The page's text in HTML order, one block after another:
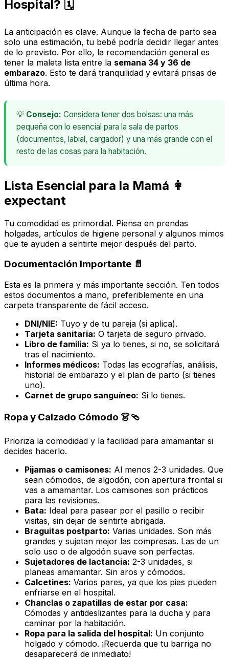
Hospital? 🗓️
La anticipación es clave. Aunque la fecha de parto sea
solo una estimación, tu bebé podría decidir llegar antes
de lo previsto. Por ello, la recomendación general es
tener la maleta lista entre la semana 34 y 36 de
embarazo. Esto te dará tranquilidad y evitará prisas de
última hora.
💡 Consejo: Considera tener dos bolsas: una más
pequeña con lo esencial para la sala de partos
(documentos, labial, cargador) y una más grande con el
resto de las cosas para la habitación.
Lista Esencial para la Mamá 👩‍
expectant
Tu comodidad es primordial. Piensa en prendas
holgadas, artículos de higiene personal y algunos mimos
que te ayuden a sentirte mejor después del parto.
Documentación Importante 📄
Esta es la primera y más importante sección. Ten todos
estos documentos a mano, preferiblemente en una
carpeta transparente de fácil acceso.
DNI/NIE: Tuyo y de tu pareja (si aplica).
Tarjeta sanitaria: O tarjeta de seguro privado.
Libro de familia: Si ya lo tienes, si no, se solicitará
tras el nacimiento.
Informes médicos: Todas las ecografías, análisis,
historial de embarazo y el plan de parto (si tienes
uno).
Carnet de grupo sanguíneo: Si lo tienes.
Ropa y Calzado Cómodo 👗🩴
Prioriza la comodidad y la facilidad para amamantar si
decides hacerlo.
Pijamas o camisones: Al menos 2-3 unidades. Que
sean cómodos, de algodón, con apertura frontal si
vas a amamantar. Los camisones son prácticos
para las revisiones.
Bata: Ideal para pasear por el pasillo o recibir
visitas, sin dejar de sentirte abrigada.
Braguitas postparto: Varias unidades. Son más
grandes y sujetan mejor las compresas. Las de un
solo uso o de algodón suave son perfectas.
Sujetadores de lactancia: 2-3 unidades, si
planeas amamantar. Sin aros y cómodos.
Calcetines: Varios pares, ya que los pies pueden
enfriarse en el hospital.
Chanclas o zapatillas de estar por casa:
Cómodas y antideslizantes para la ducha y para
caminar por la habitación.
Ropa para la salida del hospital: Un conjunto
holgado y cómodo. ¡Recuerda que tu barriga no
desaparecerá de inmediato!